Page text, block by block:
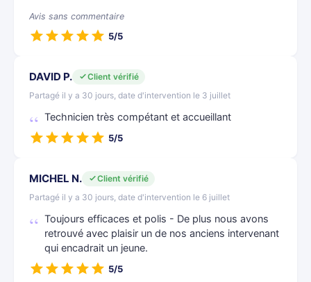
Avis sans commentaire
5/5
DAVID P.
Client vérifié
Partagé il y a 30 jours, date d'intervention le 3 juillet
Technicien très compétant et accueillant
5/5
MICHEL N.
Client vérifié
Partagé il y a 30 jours, date d'intervention le 6 juillet
Toujours efficaces et polis - De plus nous avons
retrouvé avec plaisir un de nos anciens intervenant
qui encadrait un jeune.
5/5